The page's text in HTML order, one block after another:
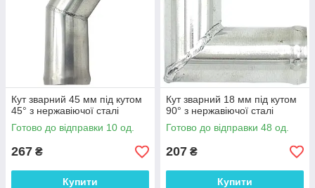
Кут зварний 45 мм під кутом
45° з нержавіючої сталі
Готово до відправки 10 од.
267 ₴
Купити
Кут зварний 18 мм під кутом
90° з нержавіючої сталі
Готово до відправки 48 од.
207 ₴
Купити